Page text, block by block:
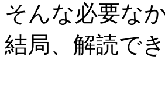
そんな必要な
結局、解読で